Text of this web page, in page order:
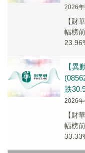
2026
【財
幅榜
【異
跌
2026
【財
幅榜